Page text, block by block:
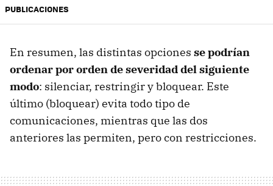
PUBLICACIONES
En resumen, las distintas opciones se podrían
ordenar por orden de severidad del siguiente
modo: silenciar, restringir y bloquear. Este
último (bloquear) evita todo tipo de
comunicaciones, mientras que las dos
anteriores las permiten, pero con restricciones.